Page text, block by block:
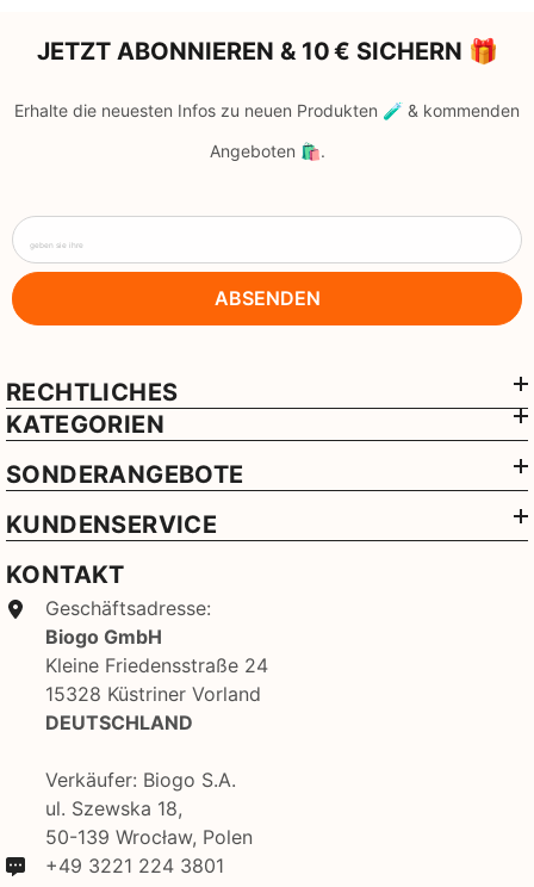
JETZT ABONNIEREN & 10 € SICHERN 🎁
Erhalte die neuesten Infos zu neuen Produkten 🧪 & kommenden
Angeboten 🛍️.
geben sie ihre
ABSENDEN
RECHTLICHES
KATEGORIEN
SONDERANGEBOTE
KUNDENSERVICE
KONTAKT
Geschäftsadresse:
Biogo GmbH
Kleine Friedensstraße 24
15328 Küstriner Vorland
DEUTSCHLAND
Verkäufer: Biogo S.A.
ul. Szewska 18,
50-139 Wrocław, Polen
+49 3221 224 3801